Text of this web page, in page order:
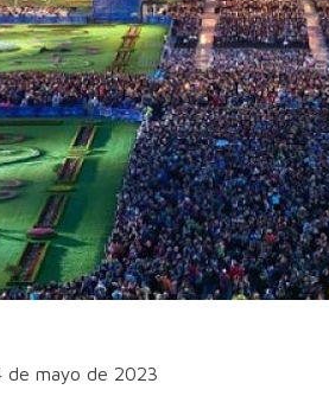
de mayo de 2023